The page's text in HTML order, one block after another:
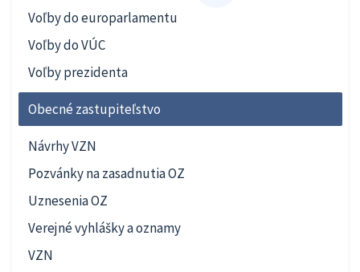
Voľby do europarlamentu
Voľby do VÚC
Voľby prezidenta
Obecné zastupiteľstvo
Návrhy VZN
Pozvánky na zasadnutia OZ
Uznesenia OZ
Verejné vyhlášky a oznamy
VZN